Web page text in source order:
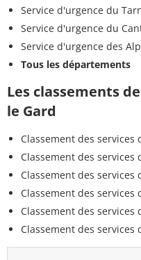
Service d'urgence du
Service d'urgence du
Service d'urgence des
Tous les départements
Les classements
le Gard
Classement des services
Classement des services
Classement des
Classement des services
Classement des services
Classement des services